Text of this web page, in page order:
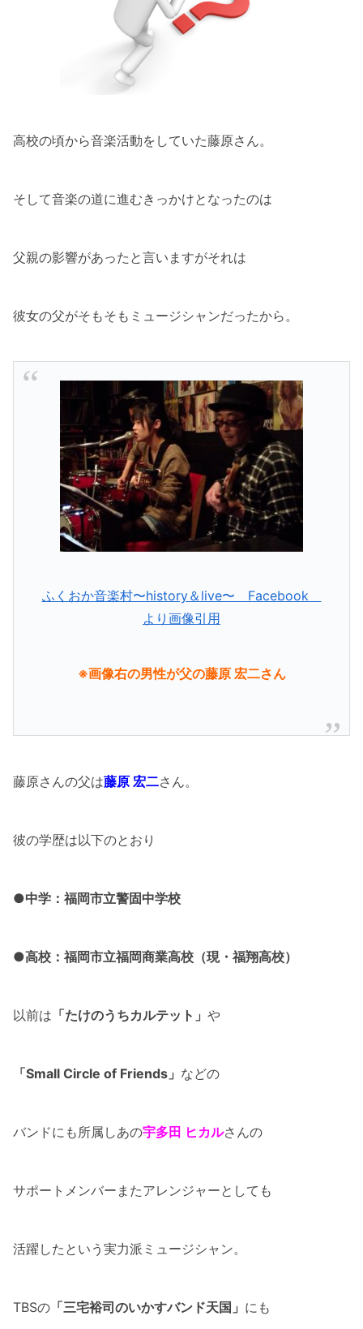
高校の頃から音楽活動をしていた藤原さん。
そして音楽の道に進むきっかけとなったのは
父親の影響があったと言いますがそれは
彼女の父がそもそもミュージシャンだったから。
ふくおか音楽村〜history＆live〜 Facebook
より画像引用
※画像右の男性が父の藤原 宏二さん
藤原さんの父は藤原 宏二さん。
彼の学歴は以下のとおり
●中学：福岡市立警固中学校
●高校：福岡市立福岡商業高校（現・福翔高校）
以前は 「たけのうちカルテット」 や
「Small Circle of Friends」 などの
バンドにも所属しあの宇多田 ヒカルさんの
サポートメンバーまたアレンジャーとしても
活躍したという実力派ミュージシャン。
TBSの 「三宅裕司のいかすバンド天国」 にも